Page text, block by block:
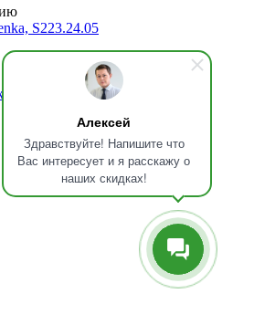
Алексей
Здравствуйте! Напишите что
Вас интересует и я расскажу о
наших скидках!
S223.24.05